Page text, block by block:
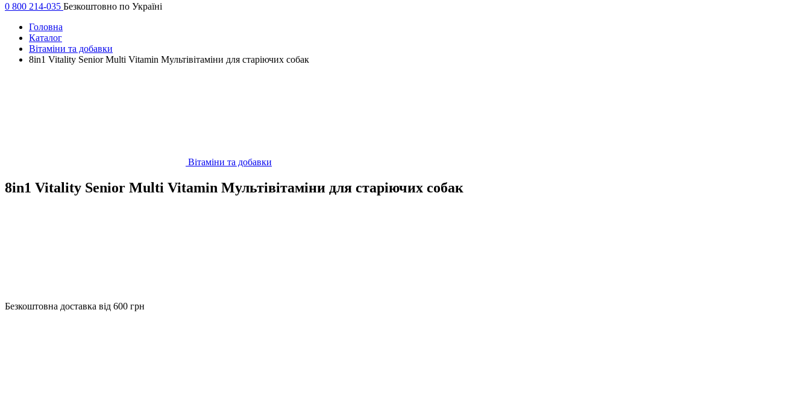
0 800 214-035 Безкоштовно по Україні
Головна
Каталог
Вітаміни та добавки
8in1 Vitality Senior Multi Vitamin Мультівітаміни для старіючих собак
Вітаміни та добавки
8in1 Vitality Senior Multi Vitamin Мультівітаміни для старіючих собак
Безкоштовна доставка від 600 грн